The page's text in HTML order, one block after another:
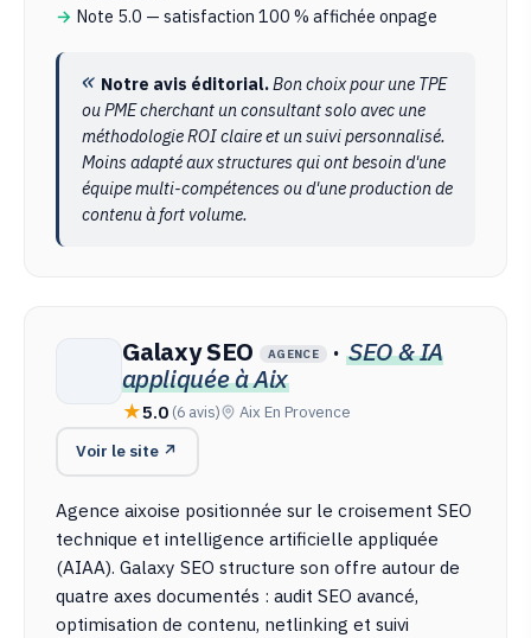
Note 5.0 — satisfaction 100 % affichée onpage
Notre avis éditorial.Bon choix pour une TPE
ou PME cherchant un consultant solo avec une
méthodologie ROI claire et un suivi personnalisé.
Moins adapté aux structures qui ont besoin d'une
équipe multi-compétences ou d'une production de
contenu à fort volume.
Galaxy SEO AGENCE · SEO & IA
appliquée à Aix
5.0 (6 avis) Aix En Provence
Voir le site ↗
Agence aixoise positionnée sur le croisement SEO
technique et intelligence artificielle appliquée
(AIAA). Galaxy SEO structure son offre autour de
quatre axes documentés : audit SEO avancé,
optimisation de contenu, netlinking et suivi